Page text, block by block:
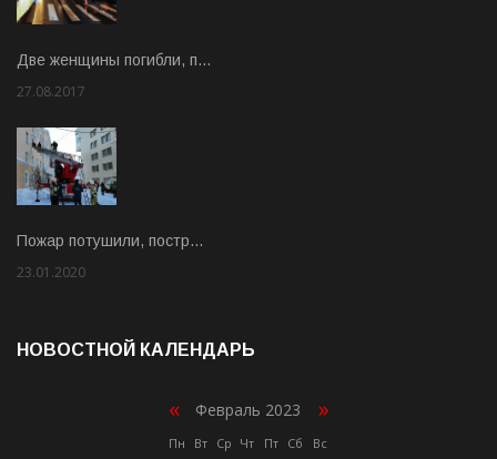
Две женщины погибли, п…
27.08.2017
Пожар потушили, постр…
23.01.2020
НОВОСТНОЙ КАЛЕНДАРЬ
« Февраль 2023 »
Пн Вт Ср Чт Пт Сб Вс